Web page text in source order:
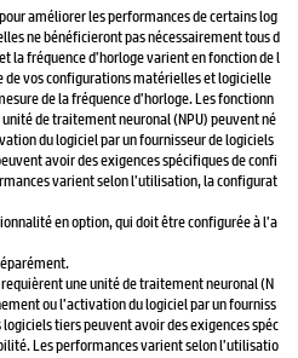
améliorer les performances de certains log
ne bénéficieront pas nécessairement tous d
la fréquence d’horloge varient en fonction de l
de vos configurations matérielles et logicielle
de la fréquence d’horloge. Les fonctionn
de traitement neuronal (NPU) peuvent né
du logiciel par un fournisseur de logiciels
avoir des exigences spécifiques de confi
varient selon l’utilisation, la configurat
en option, qui doit être configurée à l’a
une unité de traitement neuronal (N
ou l’activation du logiciel par un fourniss
tiers peuvent avoir des exigences spéc
Les performances varient selon l’utilisatio